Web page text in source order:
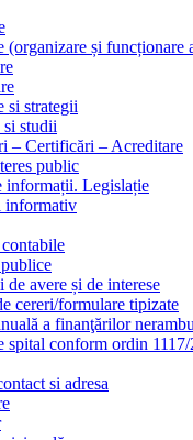
(organizare și funcționare
si strategii
si studii
– Certificări – Acreditare
public
informații. Legislație
informativ
de avere și de interese
cereri/formulare tipizate
a finanţărilor
spital conform ordin
si adresa